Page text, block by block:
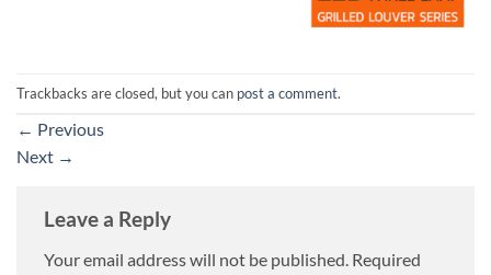
Trackbacks are closed, but you can post a comment.
← Previous
Next →
Leave a Reply
Your email address will not be published. Required